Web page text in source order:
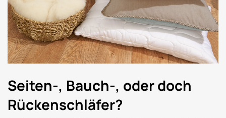
Seiten-, Bauch-, oder doch
Rückenschläfer?